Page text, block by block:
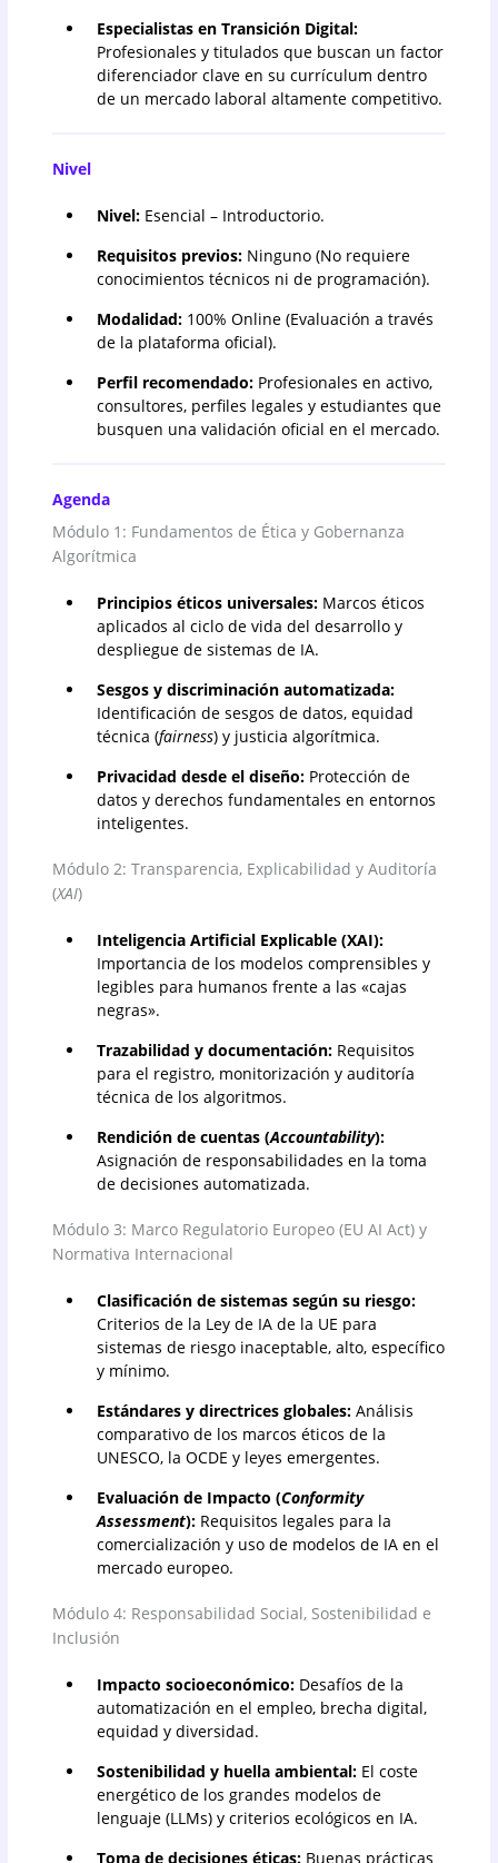
Especialistas en Transición Digital:
Profesionales y titulados que buscan un factor
diferenciador clave en su currículum dentro
de un mercado laboral altamente competitivo.
Nivel
Nivel: Esencial – Introductorio.
Requisitos previos: Ninguno (No requiere
conocimientos técnicos ni de programación).
Modalidad: 100% Online (Evaluación a través
de la plataforma oficial).
Perfil recomendado: Profesionales en activo,
consultores, perfiles legales y estudiantes que
busquen una validación oficial en el mercado.
Agenda
Módulo 1: Fundamentos de Ética y Gobernanza
Algorítmica
Principios éticos universales: Marcos éticos
aplicados al ciclo de vida del desarrollo y
despliegue de sistemas de IA.
Sesgos y discriminación automatizada:
Identificación de sesgos de datos, equidad
técnica (fairness) y justicia algorítmica.
Privacidad desde el diseño: Protección de
datos y derechos fundamentales en entornos
inteligentes.
Módulo 2: Transparencia, Explicabilidad y Auditoría
(XAI)
Inteligencia Artificial Explicable (XAI):
Importancia de los modelos comprensibles y
legibles para humanos frente a las «cajas
negras».
Trazabilidad y documentación: Requisitos
para el registro, monitorización y auditoría
técnica de los algoritmos.
Rendición de cuentas (Accountability):
Asignación de responsabilidades en la toma
de decisiones automatizada.
Módulo 3: Marco Regulatorio Europeo (EU AI Act) y
Normativa Internacional
Clasificación de sistemas según su riesgo:
Criterios de la Ley de IA de la UE para
sistemas de riesgo inaceptable, alto, específico
y mínimo.
Estándares y directrices globales: Análisis
comparativo de los marcos éticos de la
UNESCO, la OCDE y leyes emergentes.
Evaluación de Impacto (Conformity
Assessment): Requisitos legales para la
comercialización y uso de modelos de IA en el
mercado europeo.
Módulo 4: Responsabilidad Social, Sostenibilidad e
Inclusión
Impacto socioeconómico: Desafíos de la
automatización en el empleo, brecha digital,
equidad y diversidad.
Sostenibilidad y huella ambiental: El coste
energético de los grandes modelos de
lenguaje (LLMs) y criterios ecológicos en IA.
Toma de decisiones éticas: Buenas prácticas